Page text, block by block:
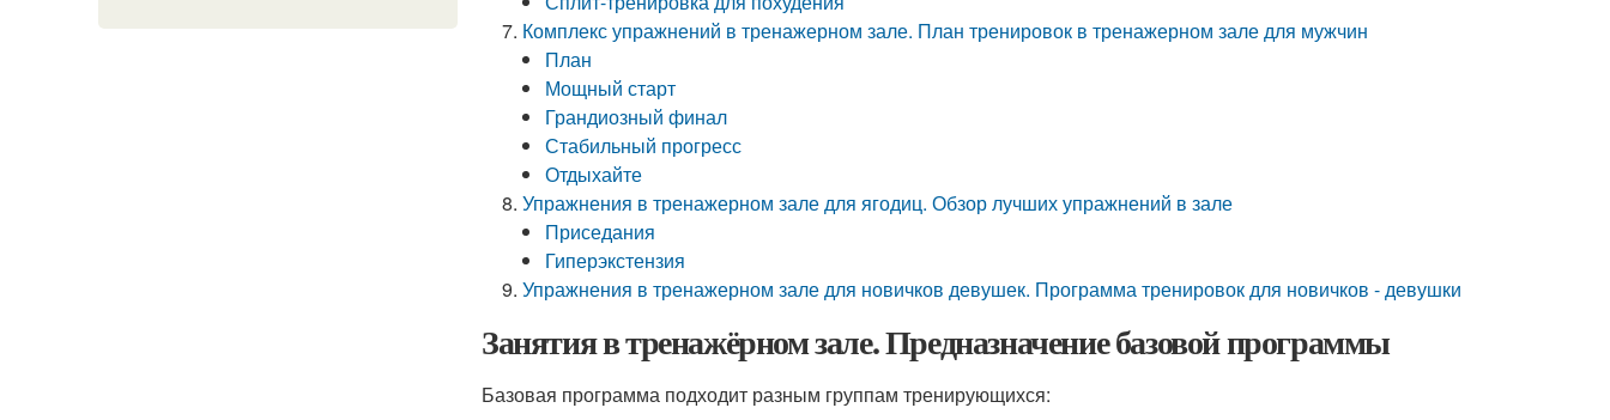
Комплекс упражнений в тренажерном зале. План тренировок в тренажерном зале для мужчин
План
Мощный старт
Грандиозный финал
Стабильный прогресс
Отдыхайте
Упражнения в тренажерном зале для ягодиц. Обзор лучших упражнений в зале
Приседания
Гиперэкстензия
Упражнения в тренажерном зале для новичков девушек. Программа тренировок для новичков - девушки
Занятия в тренажёрном зале. Предназначение базовой программы
Базовая программа подходит разным группам тренирующихся: